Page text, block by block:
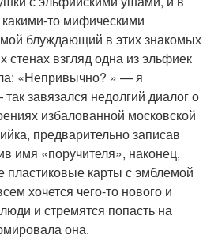
то мифическими
блуждающий в этих знакомых
стенах взгляд одна из эльфиек
«Непривычно? » — я
завязался недолгий диалог о
избалованной московской
предварительно записав
имя «поручителя», наконец,
пластиковые карты с эмблемой
хочется чего-то нового и
и стремятся попасть на
она.